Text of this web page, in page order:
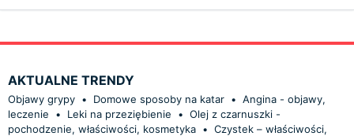
AKTUALNE TRENDY
Objawy grypy • Domowe sposoby na katar • Angina - objawy,
leczenie
• Leki na przeziębienie • Olej z czarnuszki -
pochodzenie, właściwości, kosmetyka • Czystek – właściwości,